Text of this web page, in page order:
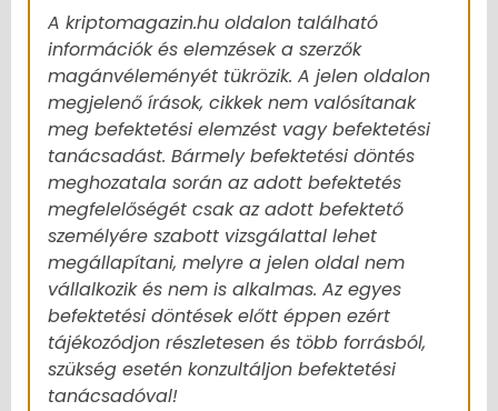
A kriptomagazin.hu oldalon található
információk és elemzések a szerzők
magánvéleményét tükrözik. A jelen oldalon
megjelenő írások, cikkek nem valósítanak
meg befektetési elemzést vagy befektetési
tanácsadást. Bármely befektetési döntés
meghozatala során az adott befektetés
megfelelőségét csak az adott befektető
személyére szabott vizsgálattal lehet
megállapítani, melyre a jelen oldal nem
vállalkozik és nem is alkalmas. Az egyes
befektetési döntések előtt éppen ezért
tájékozódjon részletesen és több forrásból,
szükség esetén konzultáljon befektetési
tanácsadóval!